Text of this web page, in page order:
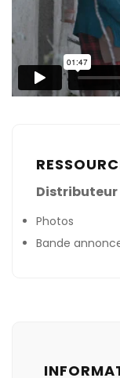
Distributeur
Photos
Bande